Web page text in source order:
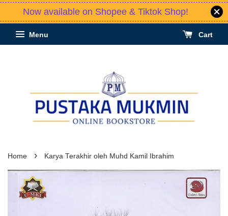
Now available on Shopee & Tiktok Shop!
Menu Cart
Home › Karya Terakhir oleh Muhd Kamil Ibrahim